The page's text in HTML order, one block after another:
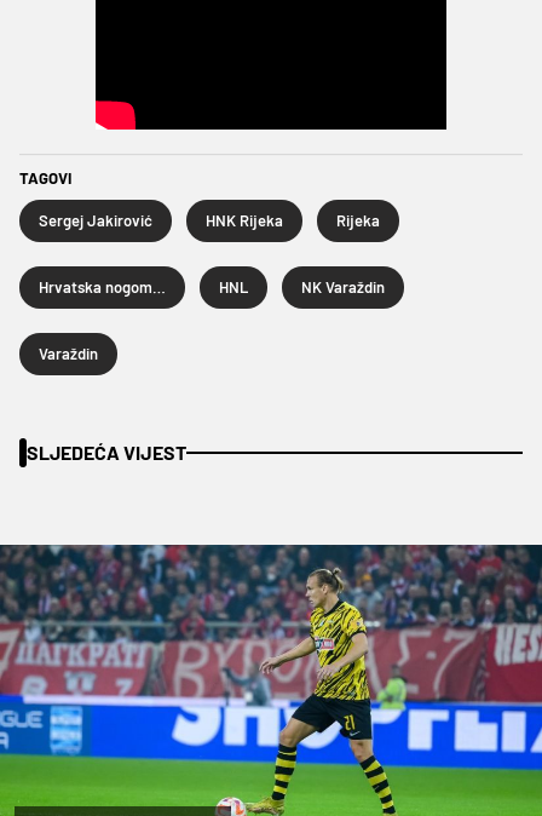
TAGOVI
Sergej Jakirović HNK Rijeka Rijeka
HNL NK Varaždin
Varaždin
SLJEDEĆA VIJEST